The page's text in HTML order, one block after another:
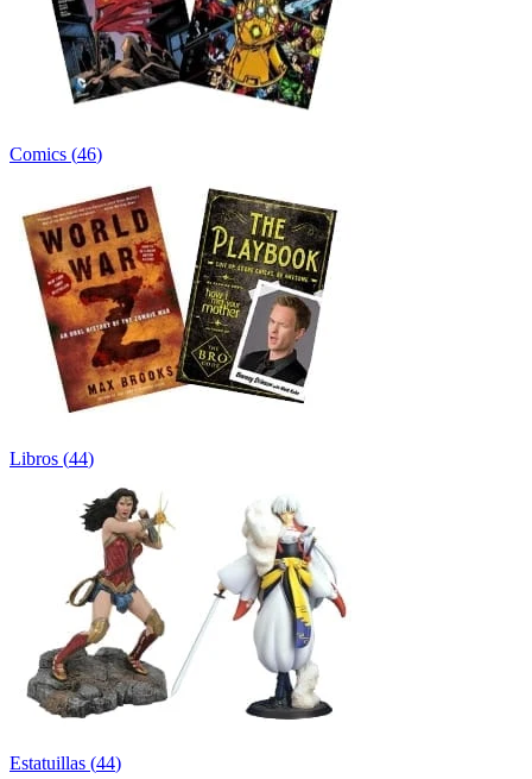
Comics (46)
Libros (44)
Estatuillas (44)